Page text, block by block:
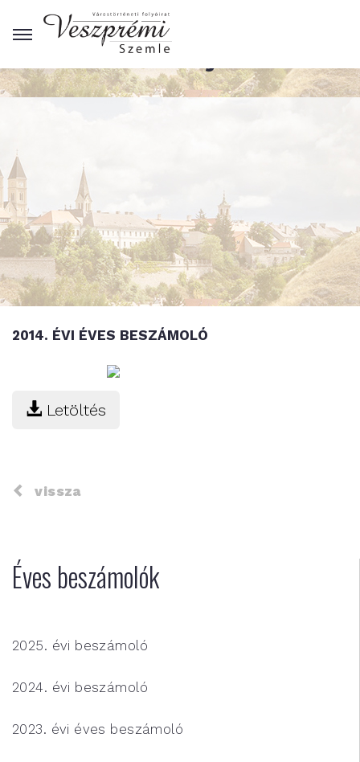
Kiadványok
Éves beszámolók
2025. évi beszámoló
2024. évi beszámoló
2023. évi éves beszámoló
2014. ÉVI ÉVES BESZÁMOLÓ
Letöltés
vissza